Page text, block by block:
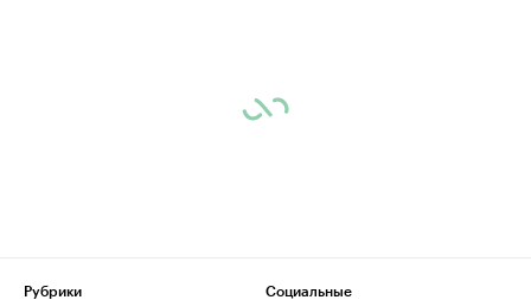
Рубрики
Социальные